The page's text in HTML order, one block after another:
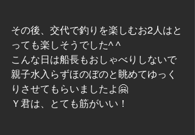
その後、交代で釣りを楽しむお2人はと
っても楽しそうでした^ ^
こんな日は船長もおしゃべりしないで
親子水入らずほのぼのと眺めてゆっく
りさせてもらいましたよ🤗
Ｙ君は、とても筋がいい！